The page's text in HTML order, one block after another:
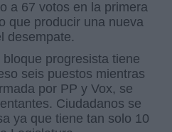
a 67 votos en la primera
que producir una nueva
desempate.
progresista tiene
seis puestos mientras
por PP y Vox, se
Ciudadanos se
ya que tiene tan solo 10